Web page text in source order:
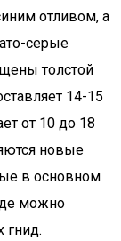
отливом, а
серые
толстой
14-15
от 10 до 18
новые
в основном
можно
гнид.